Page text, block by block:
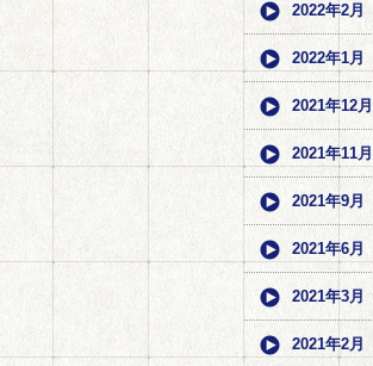
2022年2月
2022年1月
2021年12月
2021年11月
2021年9月
2021年6月
2021年3月
2021年2月